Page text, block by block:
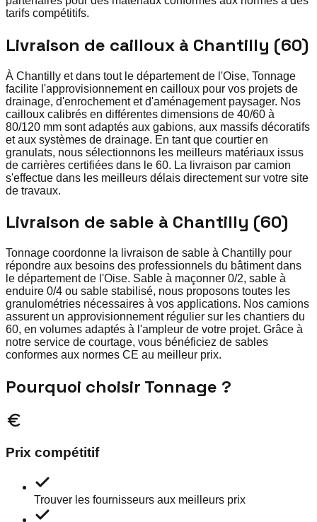
tarifs compétitifs.
Livraison de cailloux à Chantilly (60)
À Chantilly et dans tout le département de l'Oise, Tonnage
facilite l'approvisionnement en cailloux pour vos projets de
drainage, d'enrochement et d'aménagement paysager. Nos
cailloux calibrés en différentes dimensions de 40/60 à
80/120 mm sont adaptés aux gabions, aux massifs décoratifs
et aux systèmes de drainage. En tant que courtier en
granulats, nous sélectionnons les meilleurs matériaux issus
de carrières certifiées dans le 60. La livraison par camion
s'effectue dans les meilleurs délais directement sur votre site
de travaux.
Livraison de sable à Chantilly (60)
Tonnage coordonne la livraison de sable à Chantilly pour
répondre aux besoins des professionnels du bâtiment dans
le département de l'Oise. Sable à maçonner 0/2, sable à
enduire 0/4 ou sable stabilisé, nous proposons toutes les
granulométries nécessaires à vos applications. Nos camions
assurent un approvisionnement régulier sur les chantiers du
60, en volumes adaptés à l'ampleur de votre projet. Grâce à
notre service de courtage, vous bénéficiez de sables
conformes aux normes CE au meilleur prix.
Pourquoi choisir Tonnage ?
Prix compétitif
Trouver les fournisseurs aux meilleurs prix